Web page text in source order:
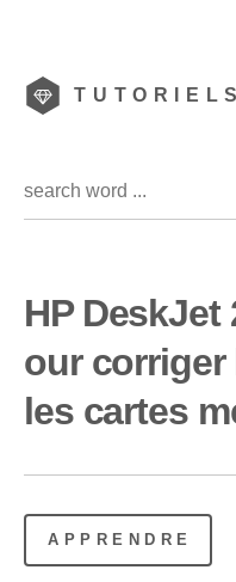
HP DeskJet
our corriger
les cartes
APPRENDRE